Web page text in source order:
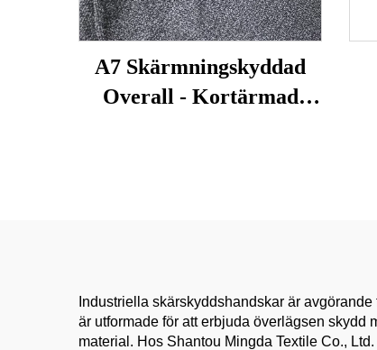
A7 Skärmningskyddad
Overall - Kortärmad
Industriella skärskyddshandskar är
är utformade för att erbjuda överlägsen skydd
material. Hos Shantou Mingda Textile Co.,